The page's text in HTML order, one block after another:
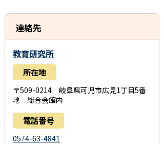
連絡先
教育研究所
所在地
〒509-0214 岐阜県可児市広見1丁目5番
地 総合会館内
電話番号
0574-63-4841